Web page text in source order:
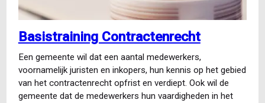
Basistraining Contractenrecht
Een gemeente wil dat een aantal medewerkers,
voornamelijk juristen en inkopers, hun kennis op het gebied
van het contractenrecht opfrist en verdiept. Ook wil de
gemeente dat de medewerkers hun vaardigheden in het